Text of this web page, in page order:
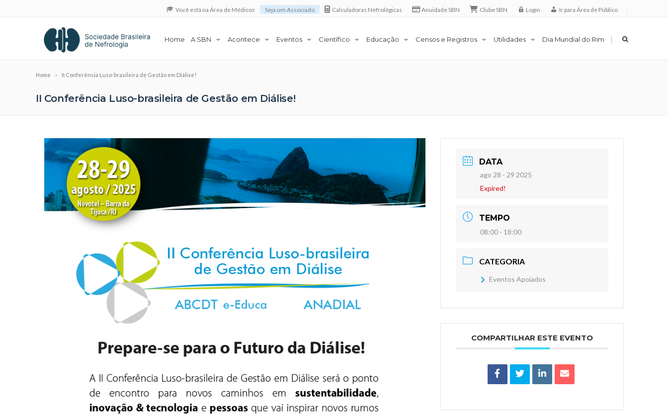
Você está na Área de Médicos Seja um Associado Calculadoras Nefrológicas Anuidade SBN Clube SBN Login Ir para Área de Público
Home A SBN Acontece Eventos Científico Educação Censos e Registros Utilidades Dia Mundial do Rim |
Home II Conferência Luso-brasileira de Gestão em Diálise!
II Conferência Luso-brasileira de Gestão em Diálise!
DATA
ago 28 - 29 2025
Expired!
TEMPO
08:00 - 18:00
CATEGORIA
Eventos Apoiados
COMPARTILHAR ESTE EVENTO